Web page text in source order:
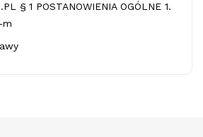
§ 1 POSTANOWIENIA OGÓLNE 1.
m